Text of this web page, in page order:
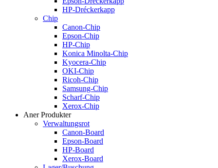
HP-Dréckerkapp
Chip
Canon-Chip
Epson-Chip
HP-Chip
Konica Minolta-Chip
Kyocera-Chip
OKI-Chip
Ricoh-Chip
Samsung-Chip
Scharf-Chip
Xerox-Chip
Aner Produkter
Verwaltungsrot
Canon-Board
Epson-Board
HP-Board
Xerox-Board